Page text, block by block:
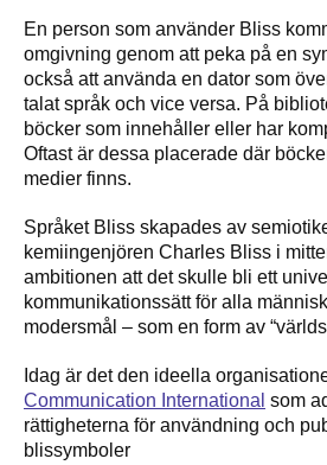
En person som använder Bliss
omgivning genom att peka på en
också att använda en dator som
talat språk och vice versa. På
böcker som innehåller eller har
Oftast är dessa placerade där
medier finns.
Språket Bliss skapades av
kemiingenjören Charles Bliss i
ambitionen att det skulle bli ett
kommunikationssätt för alla
modersmål – som en form av
Idag är det den ideella
Communication International som
rättigheterna för användning och
blissymboler